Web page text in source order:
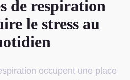
de respiration
le stress au
occupent une place